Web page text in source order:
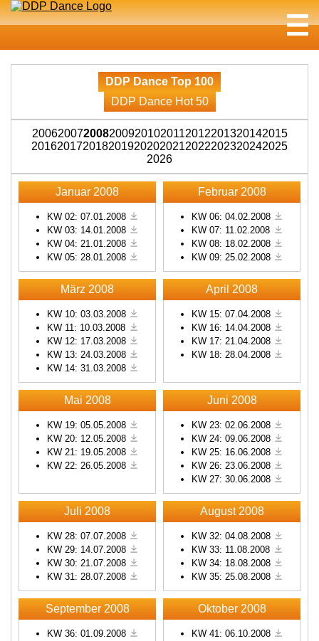
DDP Dance Top 100
DDP Dance Hot 50
2006200720082009201020112012201320142015
2016201720182019202020212022202320242025
2026
Januar 2008
KW 02: 07.01.2008
KW 03: 14.01.2008
KW 04: 21.01.2008
KW 05: 28.01.2008
Februar 2008
KW 06: 04.02.2008
KW 07: 11.02.2008
KW 08: 18.02.2008
KW 09: 25.02.2008
März 2008
KW 10: 03.03.2008
KW 11: 10.03.2008
KW 12: 17.03.2008
KW 13: 24.03.2008
KW 14: 31.03.2008
April 2008
KW 15: 07.04.2008
KW 16: 14.04.2008
KW 17: 21.04.2008
KW 18: 28.04.2008
Mai 2008
KW 19: 05.05.2008
KW 20: 12.05.2008
KW 21: 19.05.2008
KW 22: 26.05.2008
Juni 2008
KW 23: 02.06.2008
KW 24: 09.06.2008
KW 25: 16.06.2008
KW 26: 23.06.2008
KW 27: 30.06.2008
Juli 2008
KW 28: 07.07.2008
KW 29: 14.07.2008
KW 30: 21.07.2008
KW 31: 28.07.2008
August 2008
KW 32: 04.08.2008
KW 33: 11.08.2008
KW 34: 18.08.2008
KW 35: 25.08.2008
September 2008
KW 36: 01.09.2008
Oktober 2008
KW 41: 06.10.2008